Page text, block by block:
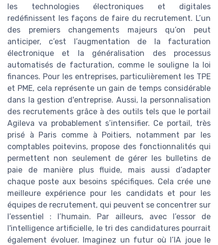
les technologies électroniques et digitales
redéfinissent les façons de faire du recrutement. L’un
des premiers changements majeurs qu’on peut
anticiper, c’est l’augmentation de la facturation
électronique et la généralisation des processus
automatisés de facturation, comme le souligne la loi
finances. Pour les entreprises, particulièrement les TPE
et PME, cela représente un gain de temps considérable
dans la gestion d'entreprise. Aussi, la personnalisation
des recrutements grâce à des outils tels que le portail
Agileva va probablement s’intensifier. Ce portail, très
prisé à Paris comme à Poitiers, notamment par les
comptables poitevins, propose des fonctionnalités qui
permettent non seulement de gérer les bulletins de
paie de manière plus fluide, mais aussi d’adapter
chaque poste aux besoins spécifiques. Cela crée une
meilleure expérience pour les candidats et pour les
équipes de recrutement, qui peuvent se concentrer sur
l’essentiel : l’humain. Par ailleurs, avec l’essor de
l'intelligence artificielle, le tri des candidatures pourrait
également évoluer. Imaginez un futur où l’IA joue le